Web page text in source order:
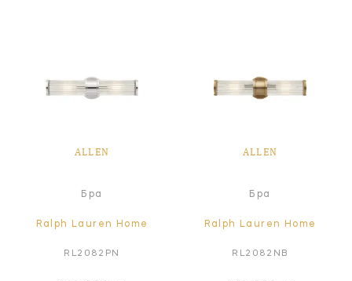
ALLEN
Бра
Ralph Lauren Home
RL2082PN
ALLEN
Бра
Ralph Lauren Home
RL2082NB